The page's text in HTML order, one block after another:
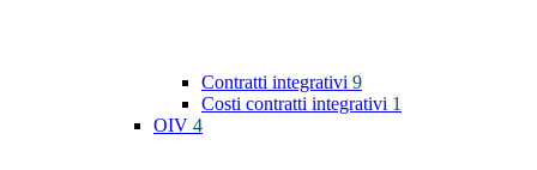
Contratti integrativi 9
Costi contratti integrativi 1
OIV 4